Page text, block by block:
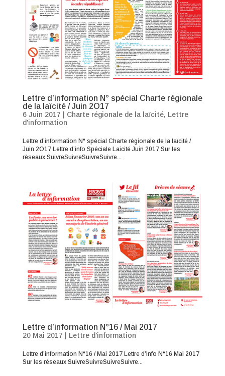
Lettre d’information N° spécial Charte régionale
de la laïcité / Juin 2O17
6 Juin 2017 Charte régionale de la laïcité, Lettre
d'information
Lettre d’information N° spécial Charte régionale de la laïcité /
Juin 2O17 Lettre d’info Spéciale Laicité Juin 2017 Sur les
réseaux SuivreSuivreSuivreSuivre...
Lettre d’information N°16 / Mai 2017
20 Mai 2017 Lettre d'information
Lettre d’information N°16 / Mai 2017 Lettre d’info N°16 Mai 2017
Sur les réseaux SuivreSuivreSuivreSuivre...